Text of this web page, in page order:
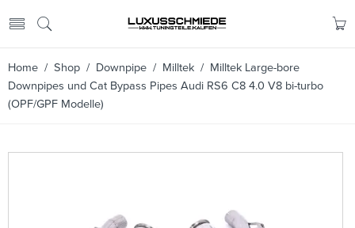
Home / Shop / Downpipe / Milltek / Milltek Large-bore
Downpipes und Cat Bypass Pipes Audi RS6 C8 4.0 V8 bi-turbo
(OPF/GPF Modelle)